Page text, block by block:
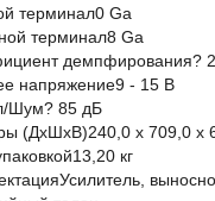
терминал0 Ga
терминал8 Ga
демпфирования?
напряжение9 - 15 В
Шум? 85 дБ
(ДxШxВ)240,0 x 709,0 x
13,20 кг
Усилитель,